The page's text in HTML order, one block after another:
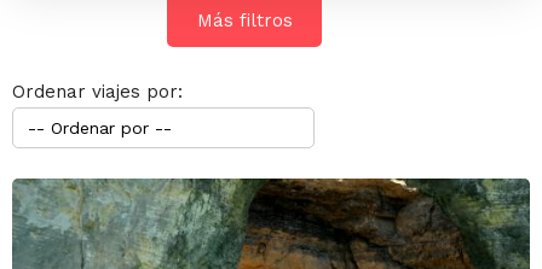
Más filtros
Ordenar viajes por: